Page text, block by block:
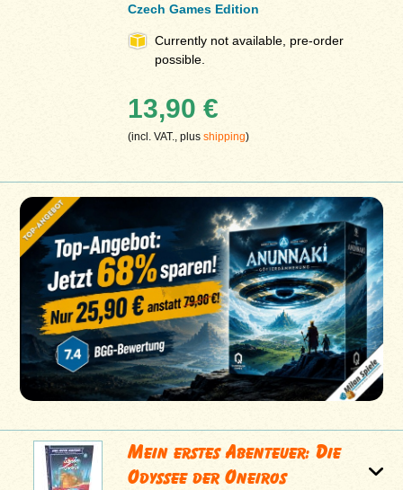
Czech Games Edition
Currently not available, pre-order
possible.
13,90 €
(incl. VAT., plusshipping)
Mein erstes Abenteuer: Die
Odyssee der Oneiros